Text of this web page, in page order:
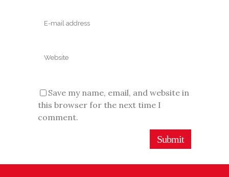
Save my name, email, and website in
this browser for the next time I
comment.